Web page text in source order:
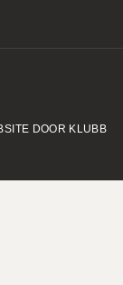
DOOR KLUBB